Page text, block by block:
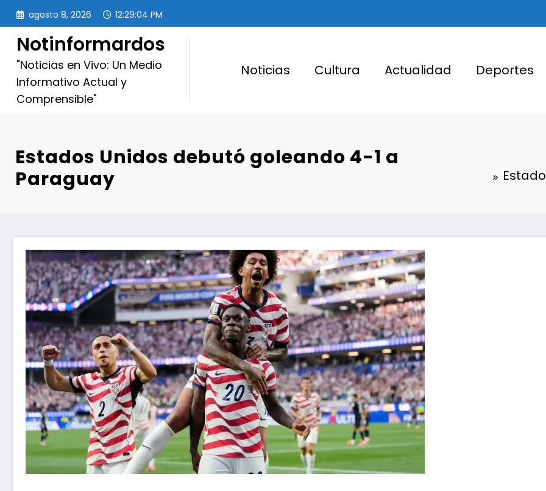
Saltar
contenido
agosto 8, 2026 12:29:05 PM
Notinformardos
"Noticias en Vivo: Un Medio
Informativo Actual y
Comprensible"
Noticias Cultura Actualidad Deportes
Estados Unidos debutó goleando 4-1 a
Paraguay